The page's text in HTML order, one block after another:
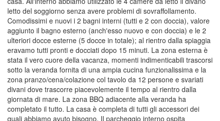
letto del soggiorno senza avere problemi di sovraffollamento.
Comodissimi e nuovi i 2 bagni interni (tutti e 2 con doccia), valore
aggiunto il bagno esterno (anch'esso nuovo e con doccia) e le 2
ulteriori docce esterne (5 docce in totale); al rientro dalla spiaggia
eravamo tutti pronti e docciati dopo 15 minuti. La zona esterna è
stata il vero cuore della vacanza, momenti indimenticabili trascorsi
sotto la veranda fornita di una ampia cucina funzionalissima e la
zona pranzo/cena/colazione col tavolo da 12 persone e svariati
divani dove trascorre piacevolemente il tempo al rientro dalla
giornata di mare. La zona BBQ adiacente alla veranda ha
completato il tutto. La casa è completa di tutti gli accessori dei
quali abbiamo avuto bisogno. Il parcheggio interno ospita